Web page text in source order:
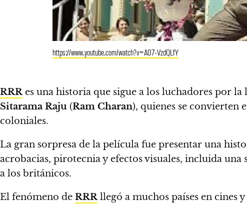
https://www.youtube.com/watch?v=A07-VzdQLfY
RRRes una historia que sigue a los luchadores por la
Sitarama Raju (Ram Charan), quienes se convierten
coloniales.
La gran sorpresa de la película fue presentar una
acrobacias, pirotecnia y efectos visuales, incluida
a los británicos.
El fenómeno de RRRllegó a muchos países en cines